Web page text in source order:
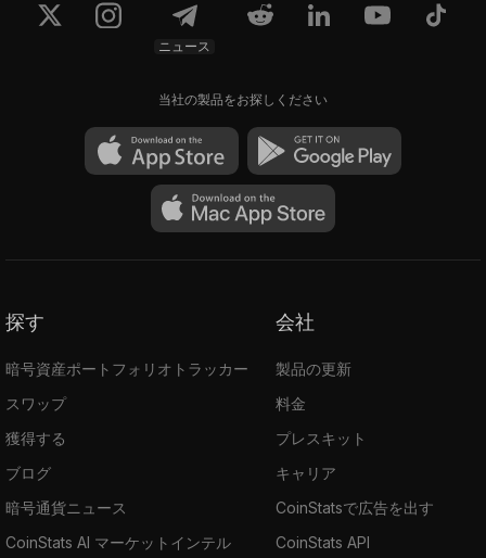
ニュース
当社の製品をお探しください
探す
暗号資産ポートフォリオトラッカー
スワップ
獲得する
ブログ
暗号通貨ニュース
CoinStats AI マーケットインテル
会社
製品の更新
料金
プレスキット
キャリア
CoinStatsで広告を出す
CoinStats API